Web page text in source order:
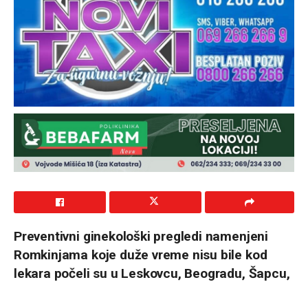
Preventivni ginekološki pregledi namenjeni
Romkinjama koje duže vreme nisu bile kod
lekara počeli su u Leskovcu, Beogradu, Šapcu,